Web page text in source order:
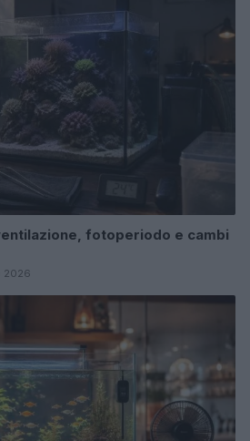
fotoperiodo e cambi
2026